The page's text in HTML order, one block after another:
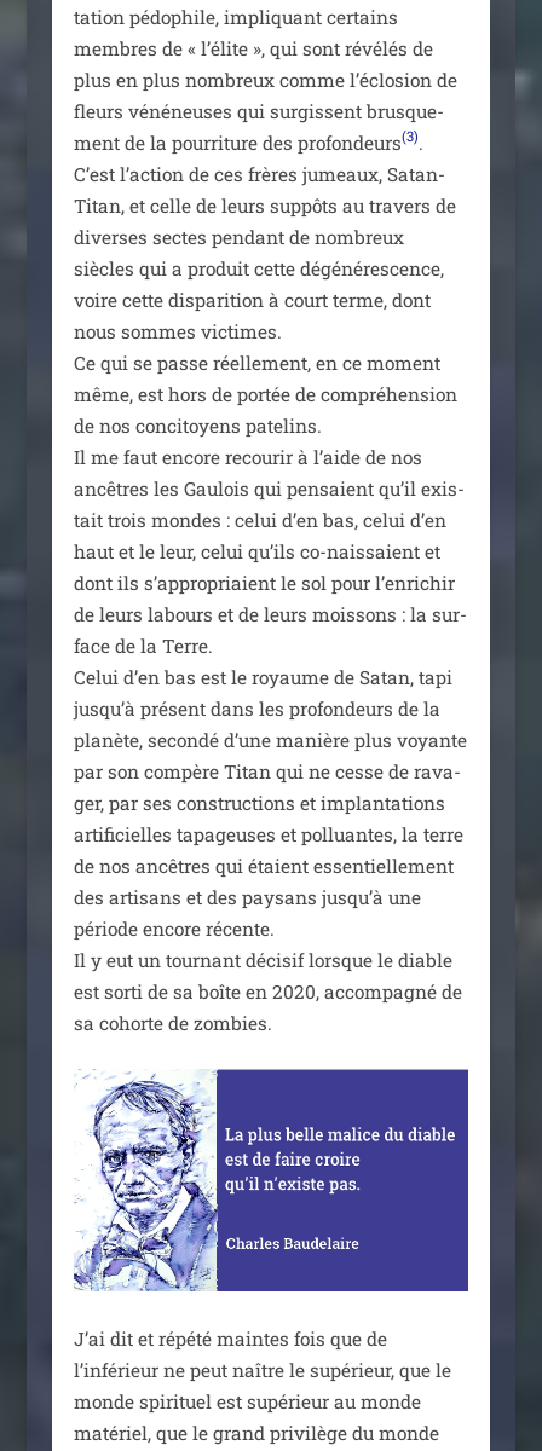
ta­tion pédo­phile, impli­quant cer­tains
membres de « l’élite », qui sont révé­lés de
plus en plus nom­breux comme l’éclosion de
fleurs véné­neuses qui sur­gissent brus­que­
ment de la pour­ri­ture des pro­fon­deurs(3).
C’est l’action de ces frères jumeaux, Satan-
Titan, et celle de leurs sup­pôts au tra­vers de
diverses sectes pen­dant de nom­breux
siècles qui a pro­duit cette dégé­né­res­cence,
voire cette dis­pa­ri­tion à court terme, dont
nous sommes vic­times.
Ce qui se passe réel­le­ment, en ce moment
même, est hors de por­tée de com­pré­hen­sion
de nos conci­toyens pate­lins.
Il me faut encore recou­rir à l’aide de nos
ancêtres les Gaulois qui pen­saient qu’il exis­
tait trois mondes : celui d’en bas, celui d’en
haut et le leur, celui qu’ils co-nais­saient et
dont ils s’appropriaient le sol pour l’enrichir
de leurs labours et de leurs mois­sons : la sur­
face de la Terre.
Celui d’en bas est le royaume de Satan, tapi
jusqu’à pré­sent dans les pro­fon­deurs de la
pla­nète, secon­dé d’une manière plus voyante
par son com­père Titan qui ne cesse de rava­
ger, par ses construc­tions et implan­ta­tions
arti­fi­cielles tapa­geuses et pol­luantes, la terre
de nos ancêtres qui étaient essen­tiel­le­ment
des arti­sans et des pay­sans jusqu’à une
période encore récente.
Il y eut un tour­nant déci­sif lorsque le diable
est sor­ti de sa boîte en 2020, accom­pa­gné de
sa cohorte de zombies.
J’ai dit et répé­té maintes fois que de
l’inférieur ne peut naître le supé­rieur, que le
monde spi­ri­tuel est supé­rieur au monde
maté­riel, que le grand pri­vi­lège du monde